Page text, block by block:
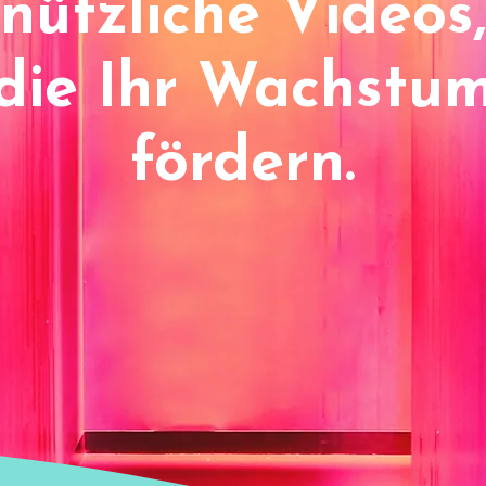
nützliche Videos,
Ihr
fördern.